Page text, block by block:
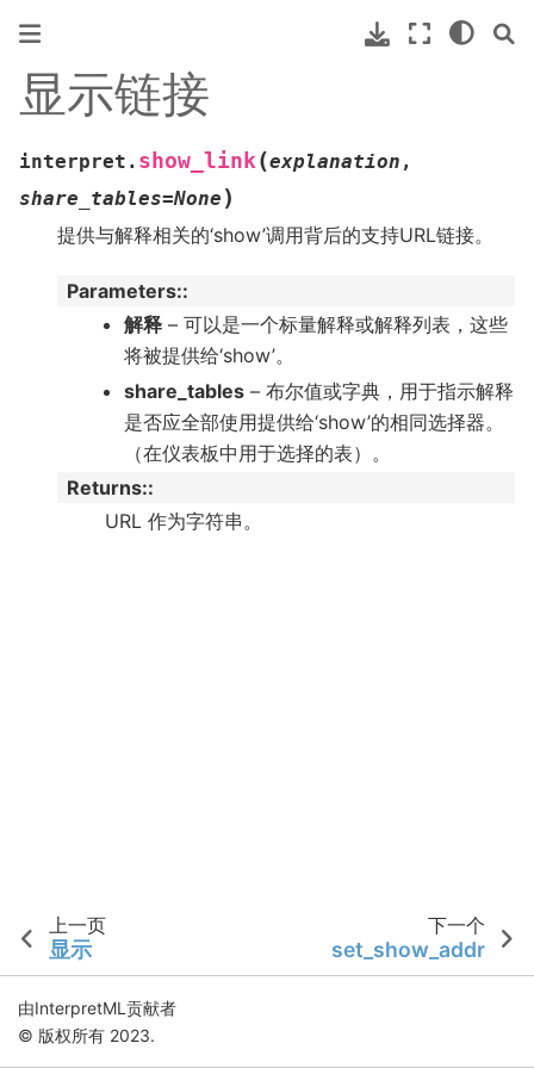
显示链接
interpret. show_link (explanation ,
share_tables=None )
提供与解释相关的‘show’调用背后的支持URL链接。
Parameters:
解释 – 可以是一个标量解释或解释列表，这些
将被提供给‘show’。
share_tables – 布尔值或字典，用于指示解释
是否应全部使用提供给‘show’的相同选择器。
（在仪表板中用于选择的表）。
Returns:
URL 作为字符串。
上一页
显示
下一个
set_show_addr
由InterpretML贡献者
© 版权所有 2023.